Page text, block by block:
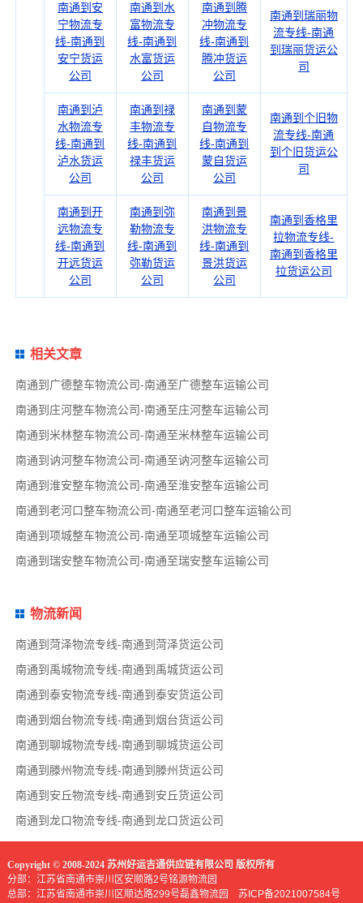
南通到安
宁物流专
线-南通到
安宁货运
公司
南通到水
富物流专
线-南通到
水富货运
公司
南通到腾
冲物流专
线-南通到
腾冲货运
公司
南通到瑞丽物
流专线-南通
到瑞丽货运公
司
南通到泸
水物流专
线-南通到
泸水货运
公司
南通到禄
丰物流专
线-南通到
禄丰货运
公司
南通到蒙
自物流专
线-南通到
蒙自货运
公司
南通到个旧物
流专线-南通
到个旧货运公
司
南通到开
远物流专
线-南通到
开远货运
公司
南通到弥
勒物流专
线-南通到
弥勒货运
公司
南通到景
洪物流专
线-南通到
景洪货运
公司
南通到香格里
拉物流专线-
南通到香格里
拉货运公司
相关文章
南通到广德整车物流公司-南通至广德整车运输公司
南通到庄河整车物流公司-南通至庄河整车运输公司
南通到米林整车物流公司-南通至米林整车运输公司
南通到讷河整车物流公司-南通至讷河整车运输公司
南通到淮安整车物流公司-南通至淮安整车运输公司
南通到老河口整车物流公司-南通至老河口整车运输公司
南通到项城整车物流公司-南通至项城整车运输公司
南通到瑞安整车物流公司-南通至瑞安整车运输公司
物流新闻
南通到菏泽物流专线-南通到菏泽货运公司
南通到禹城物流专线-南通到禹城货运公司
南通到泰安物流专线-南通到泰安货运公司
南通到烟台物流专线-南通到烟台货运公司
南通到聊城物流专线-南通到聊城货运公司
南通到滕州物流专线-南通到滕州货运公司
南通到安丘物流专线-南通到安丘货运公司
南通到龙口物流专线-南通到龙口货运公司
Copyright © 2008-2024 苏州好运吉通供应链有限公司 版权所有
分部：江苏省南通市崇川区安顺路2号铭源物流园
总部：江苏省南通市崇川区顺达路299号磊鑫物流园 苏ICP备2021007584号